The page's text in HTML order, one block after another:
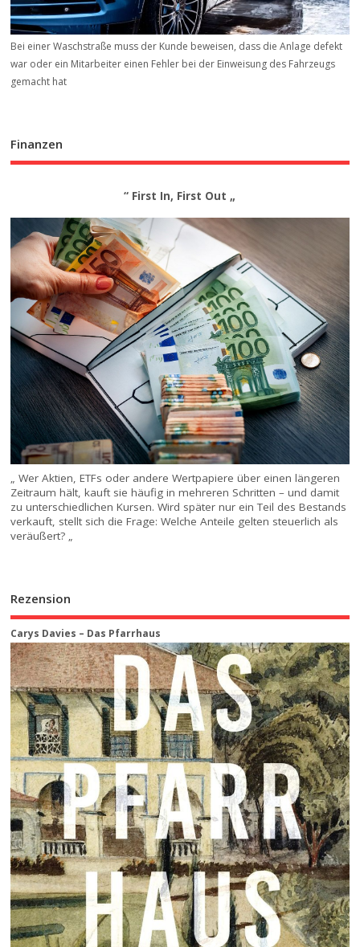
Bei einer Waschstraße muss der Kunde beweisen, dass die Anlage defekt
war oder ein Mitarbeiter einen Fehler bei der Einweisung des Fahrzeugs
gemacht hat
Finanzen
“ First In, First Out „
„ Wer Aktien, ETFs oder andere Wertpapiere über einen längeren
Zeitraum hält, kauft sie häufig in mehreren Schritten – und damit
zu unterschiedlichen Kursen. Wird später nur ein Teil des Bestands
verkauft, stellt sich die Frage: Welche Anteile gelten steuerlich als
veräußert? „
Rezension
Carys Davies – Das Pfarrhaus